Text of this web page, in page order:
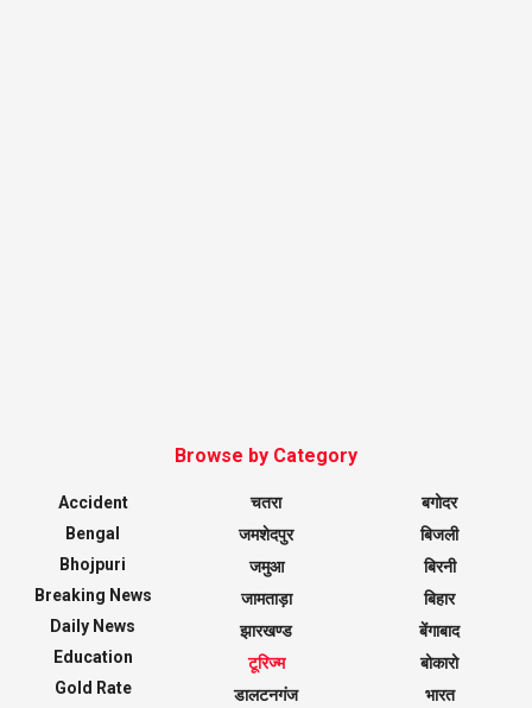
Browse by Category
Accident
Bengal
Bhojpuri
Breaking News
Daily News
Education
Gold Rate
चतरा
जमशेदपुर
जमुआ
जामताड़ा
झारखण्ड
टूरिज्म
डालटनगंज
बगोदर
बिजली
बिरनी
बिहार
बेंगाबाद
बोकारो
भारत